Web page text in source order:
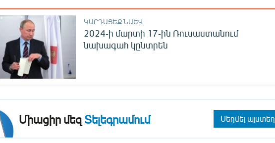
ԿԱՐԴԱՑԵՔ ՆԱԵՎ
2024-ի մարտի 17-ին Ռուսաստանում
նախագահ կընտրեն
Միացիր մեզ Տելեգրամում Սեղմել այստեղ